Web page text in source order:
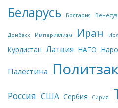
Беларусь Болгария
Донбасс Империализм Иран
Курдистан Латвия НАТО
Палестина
Россия США Сербия Сирия